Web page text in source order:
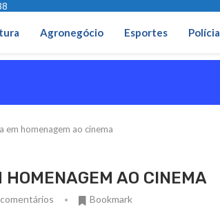
Agronegócio Esportes Polícia
em homenagem ao cinema
AO CINEMA
Bookmark